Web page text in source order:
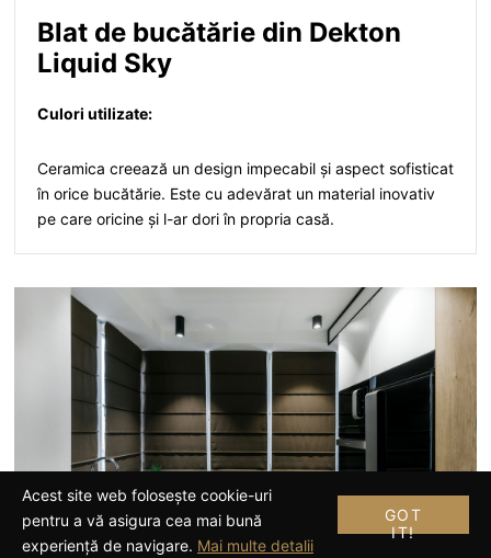
Blat de bucătărie din Dekton
Liquid Sky
Culori utilizate:
Ceramica creează un design impecabil și aspect sofisticat
în orice bucătărie. Este cu adevărat un material inovativ
pe care oricine și l-ar dori în propria casă.
Acest site web folosește cookie-uri
pentru a vă asigura cea mai bună
experiență de navigare. Mai multe detalii
GOT
IT!